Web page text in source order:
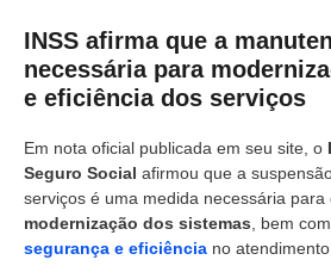
INSS afirma que a
necessária para
e eficiência dos serviços
Em nota oficial publicada em seu site, o
Seguro Social afirmou que a
serviços é uma medida necessária para
modernização dos sistemas , bem
segurança e eficiência no